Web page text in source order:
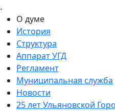
.
О думе
История
Структура
Аппарат УГД
Регламент
Муниципальная служба
Новости
25 лет Ульяновской